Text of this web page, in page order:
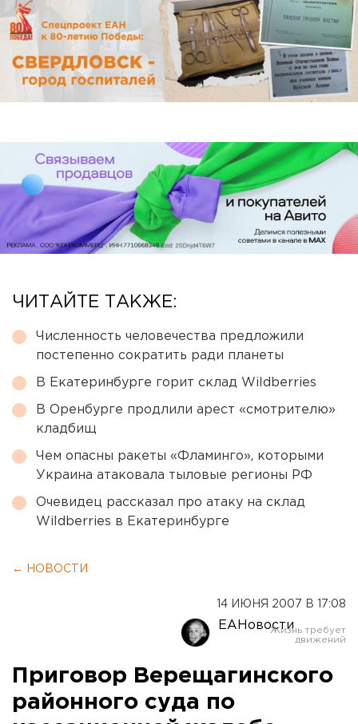
ЧИТАЙТЕ ТАКЖЕ:
Численность человечества предложили
постепенно сократить ради планеты
В Екатеринбурге горит склад Wildberries
В Оренбурге продлили арест «смотрителю»
кладбищ
Чем опасны ракеты «Фламинго», которыми
Украина атаковала тыловые регионы РФ
Очевидец рассказал про атаку на склад
Wildberries в Екатеринбурге
← НОВОСТИ
14 ИЮНЯ 2007 В 17:08
ЕАНовости
Приговор Верещагинского
районного суда по